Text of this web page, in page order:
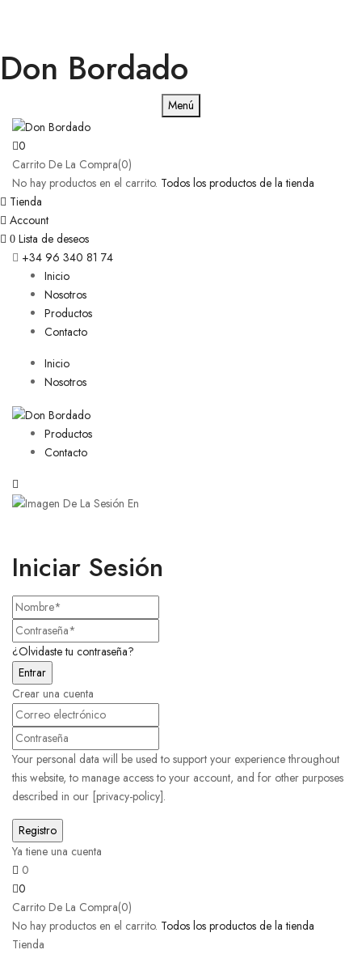
Don Bordado
Menú
0
Carrito De La Compra(0)
No hay productos en el carrito. Todos los productos de la tienda
Tienda
Account
0 Lista de deseos
+34 96 340 81 74
Inicio
Nosotros
Productos
Contacto
Inicio
Nosotros
Productos
Contacto
Iniciar Sesión
¿Olvidaste tu contraseña?
Crear una cuenta
Your personal data will be used to support your experience throughout
this website, to manage access to your account, and for other purposes
described in our [privacy-policy].
Ya tiene una cuenta
0
0
Carrito De La Compra(0)
No hay productos en el carrito. Todos los productos de la tienda
Tienda